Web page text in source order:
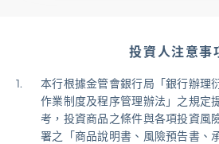
財富管理/信託/保險
投資人注意事
本行根據金管會銀行局「銀行辦理
作業制度及程序管理辦法」之規定
考，投資商品之條件與各項投資風
署之「商品說明書、風險預告書、